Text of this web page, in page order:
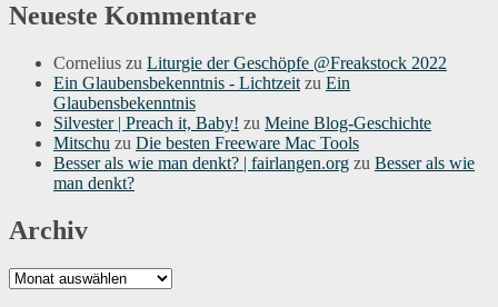
Neueste Kommentare
Cornelius zu Liturgie der Geschöpfe @Freakstock 2022
Ein Glaubensbekenntnis - Lichtzeit zu Ein
Glaubensbekenntnis
Silvester | Preach it, Baby! zu Meine Blog-Geschichte
Mitschu zu Die besten Freeware Mac Tools
Besser als wie man denkt? | fairlangen.org zu Besser als wie
man denkt?
Archiv
Archiv